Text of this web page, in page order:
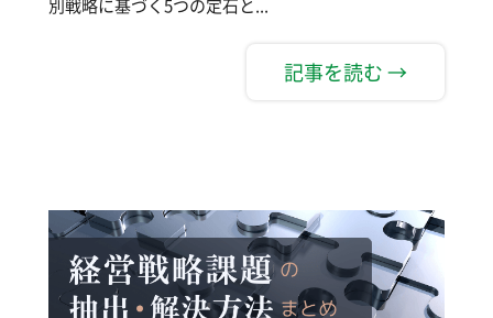
別戦略に基づく5つの定石と...
記事を読む →